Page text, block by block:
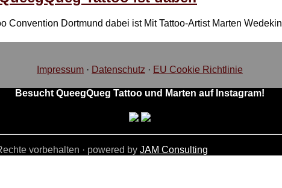
Convention Dortmund dabei ist Mit Tattoo-Artist Marten
Impressum · Datenschutz · EU Cookie Richtlinie
Besucht QueegQueg Tattoo und Marten auf Instagram!
vorbehalten · powered by JAM Consulting